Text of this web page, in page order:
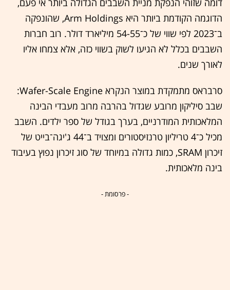
דומה שזוהי הנפקת מניית השבבים הגדולה ביותר אי פעם,
הדוגמה הקודמת ביותר היא Arm Holdings, שהונפקה
ב־2023 לפי שווי של כ־54-55 מיליארד דולר. רוב חברות
השבבים בכלל לא הגיעו לשוק בשווי כזה, אלא צמחו אליו
לאורך שנים.
סרבראס מתמקדת במוצר הנקרא Wafer-Scale Engine:
שבב סיליקון מרובע שגדול בהרבה מרוב מעבדי הבינה
המלאכותית המודרניים, בערך בגודל של ספר ילדים. השבב
מכיל כ־4 טריליון טרנזיסטורים ומצויד ב־44 ג'יגה־בייט של
זיכרון SRAM, כמות גדולה במיוחד של סוג זיכרון נפוץ בעיבוד
בינה מלאכותית.
- פרסומת -